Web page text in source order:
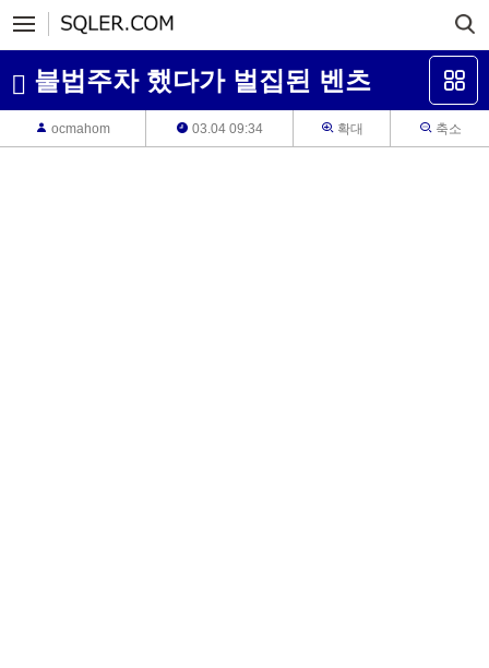
불법주차 했다가 벌집된 벤츠
ocmahom 03.04 09:34 확대 축소